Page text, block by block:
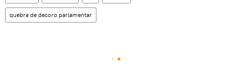
quebra de decoro parlamentar